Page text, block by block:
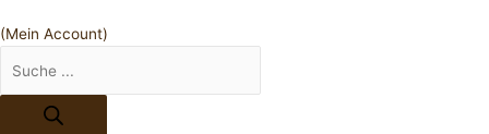
(Mein Account)